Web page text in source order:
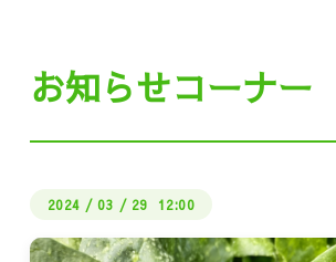
お知らせコーナー
2024 /03 / 29 12:00